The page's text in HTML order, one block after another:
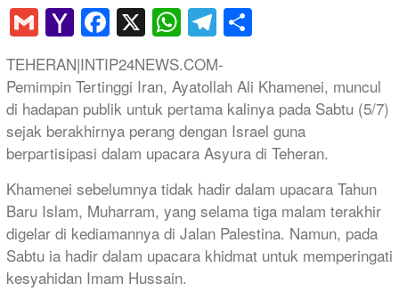
GmailYahoo
Mail
Facebook
X WhatsApp
Telegram
TEHERAN|INTIP24NEWS.COM-
Pemimpin Tertinggi Iran, Ayatollah Ali Khamenei, muncul
di hadapan publik untuk pertama kalinya pada Sabtu (5/7)
sejak berakhirnya perang dengan Israel guna
berpartisipasi dalam upacara Asyura di Teheran.
Khamenei sebelumnya tidak hadir dalam upacara Tahun
Baru Islam, Muharram, yang selama tiga malam terakhir
digelar di kediamannya di Jalan Palestina. Namun, pada
Sabtu ia hadir dalam upacara khidmat untuk memperingati
kesyahidan Imam Hussain.